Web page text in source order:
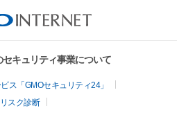
キュリティ事業について
ス「GMOセキュリティ24」
スク診断